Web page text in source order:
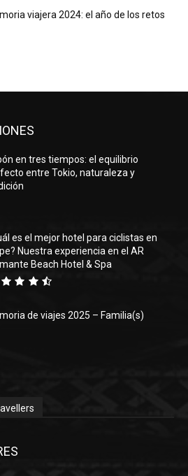
viajera 2024: el año de los retos
en tres tiempos: el equilibrio
entre Tokio, naturaleza y
es el mejor hotel para ciclistas en
Nuestra experiencia en el AR
Beach Hotel & Spa
de viajes 2025 – Familia(s)